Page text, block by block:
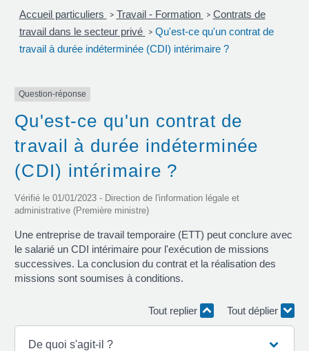
Accueil particuliers > Travail - Formation > Contrats de
travail dans le secteur privé > Qu'est-ce qu'un contrat de
travail à durée indéterminée (CDI) intérimaire ?
Question-réponse
Qu'est-ce qu'un contrat de
travail à durée indéterminée
(CDI) intérimaire ?
Vérifié le 01/01/2023 - Direction de l'information légale et
administrative (Première ministre)
Une entreprise de travail temporaire (ETT) peut conclure avec
le salarié un CDI intérimaire pour l'exécution de missions
successives. La conclusion du contrat et la réalisation des
missions sont soumises à conditions.
Tout replier Tout déplier
De quoi s'agit-il ?